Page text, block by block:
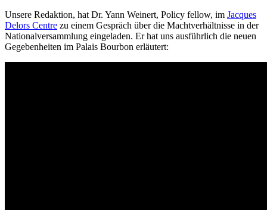
Unsere Redaktion, hat Dr. Yann Weinert, Policy fellow, im Jacques
Delors Centre zu einem Gespräch über die Machtverhältnisse in der
Nationalversammlung eingeladen. Er hat uns ausführlich die neuen
Gegebenheiten im Palais Bourbon erläutert: